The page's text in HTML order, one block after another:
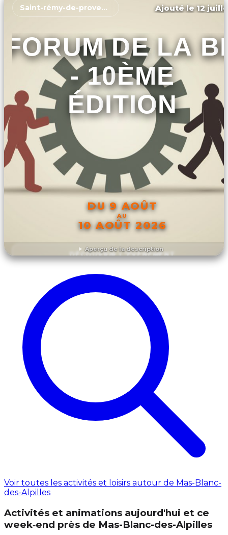
Aperçu de la description
Saint-rémy-de-provence Ajouté le 12
FORUM DE LA
- 10ÈME
ÉDITION
DU 9 AOÛT
AU
10 AOÛT 2026
DÉCOUVRIR L'ÉVÉNEMENT
Voir toutes les activités et loisirs autour de Mas-Blanc-
des-Alpilles
Activités et animations aujourd'hui et ce
week‑end près de Mas-Blanc-des-Alpilles